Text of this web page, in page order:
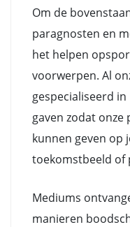
Om de
paragnosten en
het helpen
voorwerpen. Al
gespecialiseerd
gaven zodat
kunnen geven op
toekomstbeeld of
Mediums
manieren